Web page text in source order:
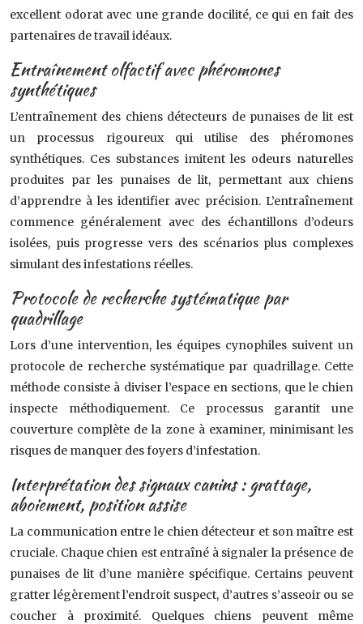
excellent odorat avec une grande docilité, ce qui en fait des
partenaires de travail idéaux.
Entraînement olfactif avec phéromones
synthétiques
L’entraînement des chiens détecteurs de punaises de lit est
un processus rigoureux qui utilise des phéromones
synthétiques. Ces substances imitent les odeurs naturelles
produites par les punaises de lit, permettant aux chiens
d’apprendre à les identifier avec précision. L’entraînement
commence généralement avec des échantillons d’odeurs
isolées, puis progresse vers des scénarios plus complexes
simulant des infestations réelles.
Protocole de recherche systématique par
quadrillage
Lors d’une intervention, les équipes cynophiles suivent un
protocole de recherche systématique par quadrillage. Cette
méthode consiste à diviser l’espace en sections, que le chien
inspecte méthodiquement. Ce processus garantit une
couverture complète de la zone à examiner, minimisant les
risques de manquer des foyers d’infestation.
Interprétation des signaux canins : grattage,
aboiement, position assise
La communication entre le chien détecteur et son maître est
cruciale. Chaque chien est entraîné à signaler la présence de
punaises de lit d’une manière spécifique. Certains peuvent
gratter légèrement l’endroit suspect, d’autres s’asseoir ou se
coucher à proximité. Quelques chiens peuvent même